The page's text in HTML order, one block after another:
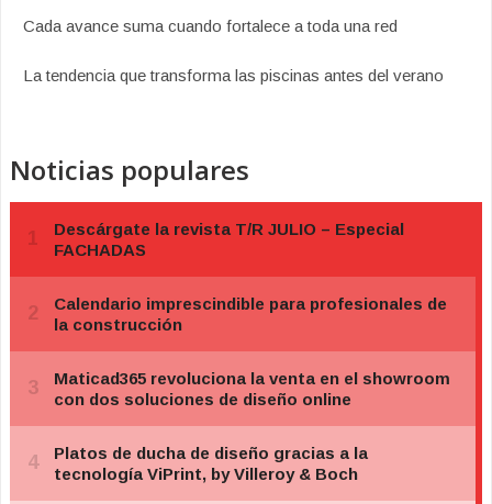
Cada avance suma cuando fortalece a toda una red
La tendencia que transforma las piscinas antes del verano
Noticias populares